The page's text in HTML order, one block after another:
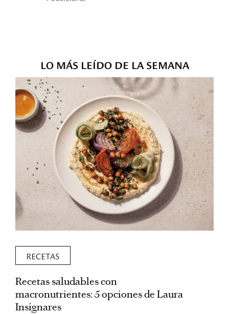
LO MÁS LEÍDO DE LA SEMANA
RECETAS
Recetas saludables con
macronutrientes: 5 opciones de Laura
Insignares